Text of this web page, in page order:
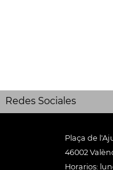
Redes Sociales
Plaça de
46002
Horarios: